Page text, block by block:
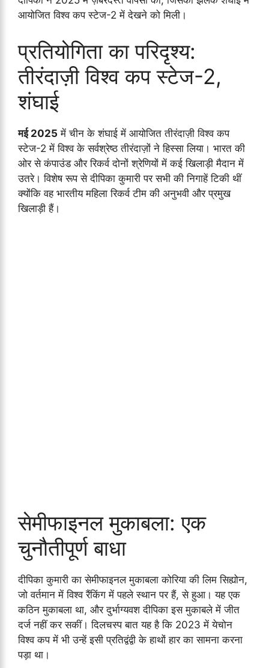
आयोजित विश्व कप स्टेज-2 में देखने को मिली।
प्रतियोगिता का परिदृश्य:
तीरंदाज़ी विश्व कप स्टेज-2,
शंघाई
मई 2025 में चीन के शंघाई में आयोजित तीरंदाज़ी विश्व कप
स्टेज-2 में विश्व के सर्वश्रेष्ठ तीरंदाज़ों ने हिस्सा लिया। भारत की
ओर से कंपाउंड और रिकर्व दोनों श्रेणियों में कई खिलाड़ी मैदान में
उतरे। विशेष रूप से दीपिका कुमारी पर सभी की निगाहें टिकी थीं
क्योंकि वह भारतीय महिला रिकर्व टीम की अनुभवी और प्रमुख
खिलाड़ी हैं।
सेमीफाइनल मुकाबला: एक
चुनौतीपूर्ण बाधा
दीपिका कुमारी का सेमीफाइनल मुकाबला कोरिया की लिम सिह्योन,
जो वर्तमान में विश्व रैंकिंग में पहले स्थान पर हैं, से हुआ। यह एक
कठिन मुकाबला था, और दुर्भाग्यवश दीपिका इस मुकाबले में जीत
दर्ज नहीं कर सकीं। दिलचस्प बात यह है कि 2023 में येचोन
विश्व कप में भी उन्हें इसी प्रतिद्वंद्वी के हाथों हार का सामना करना
पड़ा था।